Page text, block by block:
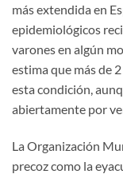
más extendida en
epidemiológicos
varones en algún
estima que más de
esta condición,
abiertamente por
La Organización
precoz como la